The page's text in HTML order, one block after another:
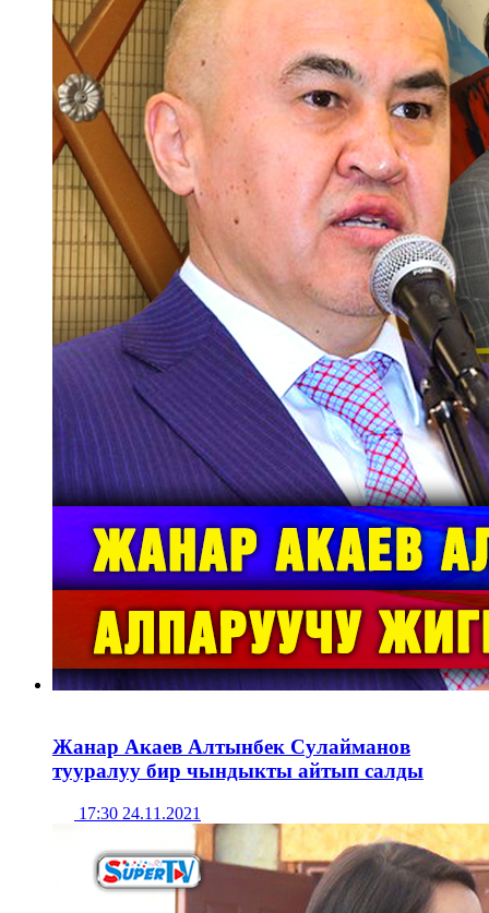
Жанар Акаев Алтынбек Сулайманов
тууралуу бир чындыкты айтып салды
17:30 24.11.2021